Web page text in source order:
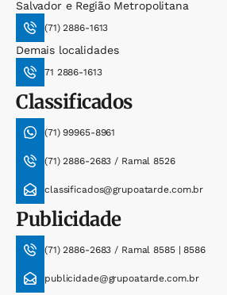
Salvador e Região Metropolitana
(71) 2886-1613
Demais localidades
71 2886-1613
Classificados
(71) 99965-8961
(71) 2886-2683 / Ramal 8526
classificados@grupoatarde.com.br
Publicidade
(71) 2886-2683 / Ramal 8585 | 8586
publicidade@grupoatarde.com.br